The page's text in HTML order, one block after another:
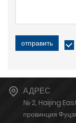
отправить
АДРЕС
№ 2, Haijing
провинция